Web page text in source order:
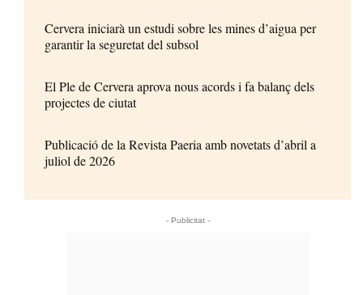
Cervera iniciarà un estudi sobre les mines d’aigua per
garantir la seguretat del subsol
El Ple de Cervera aprova nous acords i fa balanç dels
projectes de ciutat
Publicació de la Revista Paeria amb novetats d’abril a
juliol de 2026
- Publicitat -